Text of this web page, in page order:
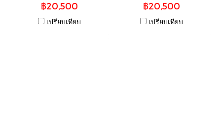
฿20,500
เปรียบเทียบ
฿20,500
เปรียบเทียบ